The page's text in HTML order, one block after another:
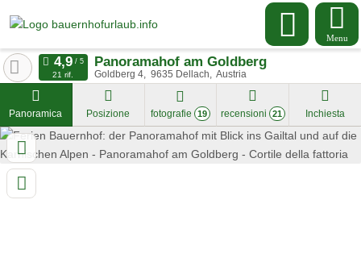
Menu
Panoramahof am Goldberg
Goldberg 4 9635 Dellach Austria
21 rif.
Panoramica Posizione fotografie 19 recensioni 21 Inchiesta